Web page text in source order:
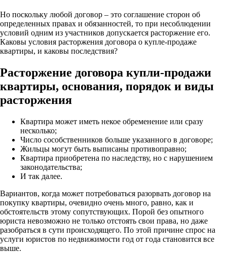
Но поскольку любой договор – это соглашение сторон об
определенных правах и обязанностей, то при несоблюдении
условий одним из участников допускается расторжение его.
Каковы условия расторжения договора о купле-продаже
квартиры, и каковы последствия?
Расторжение договора купли-продажи
квартиры, основания, порядок и виды
расторжения
Квартира может иметь некое обременение или сразу
несколько;
Число сособственников больше указанного в договоре;
Жильцы могут быть выписаны противоправно;
Квартира приобретена по наследству, но с нарушением
законодательства;
И так далее.
Вариантов, когда может потребоваться разорвать договор на
покупку квартиры, очевидно очень много, равно, как и
обстоятельств этому сопутствующих. Порой без опытного
юриста невозможно не только отстоять свои права, но даже
разобраться в сути происходящего. По этой причине спрос на
услуги юристов по недвижимости год от года становится все
выше.